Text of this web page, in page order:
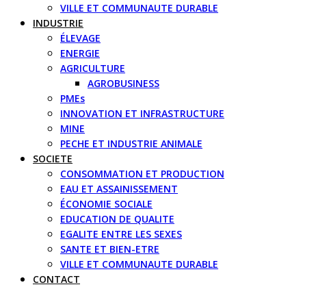
VILLE ET COMMUNAUTE DURABLE
INDUSTRIE
ÉLEVAGE
ENERGIE
AGRICULTURE
AGROBUSINESS
PMEs
INNOVATION ET INFRASTRUCTURE
MINE
PECHE ET INDUSTRIE ANIMALE
SOCIETE
CONSOMMATION ET PRODUCTION
EAU ET ASSAINISSEMENT
ÉCONOMIE SOCIALE
EDUCATION DE QUALITE
EGALITE ENTRE LES SEXES
SANTE ET BIEN-ETRE
VILLE ET COMMUNAUTE DURABLE
CONTACT